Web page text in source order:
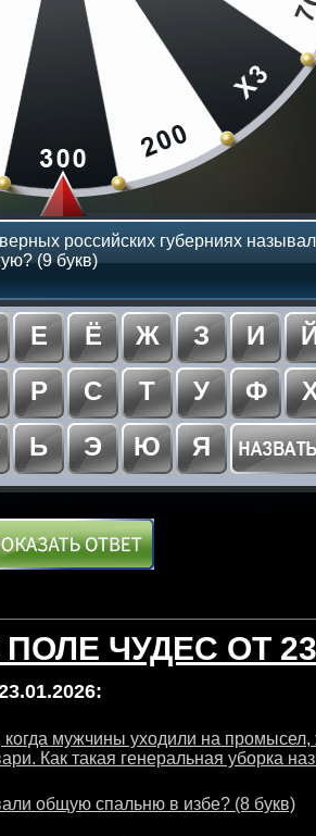
российских губерниях
(9 букв)
Е Ё Ж З И
Р С Т У Ф
Ь Э Ю Я
ЧУДЕС ОТ
мужчины уходили на
Как такая генеральная уборка
общую спальню в избе? (8 букв)